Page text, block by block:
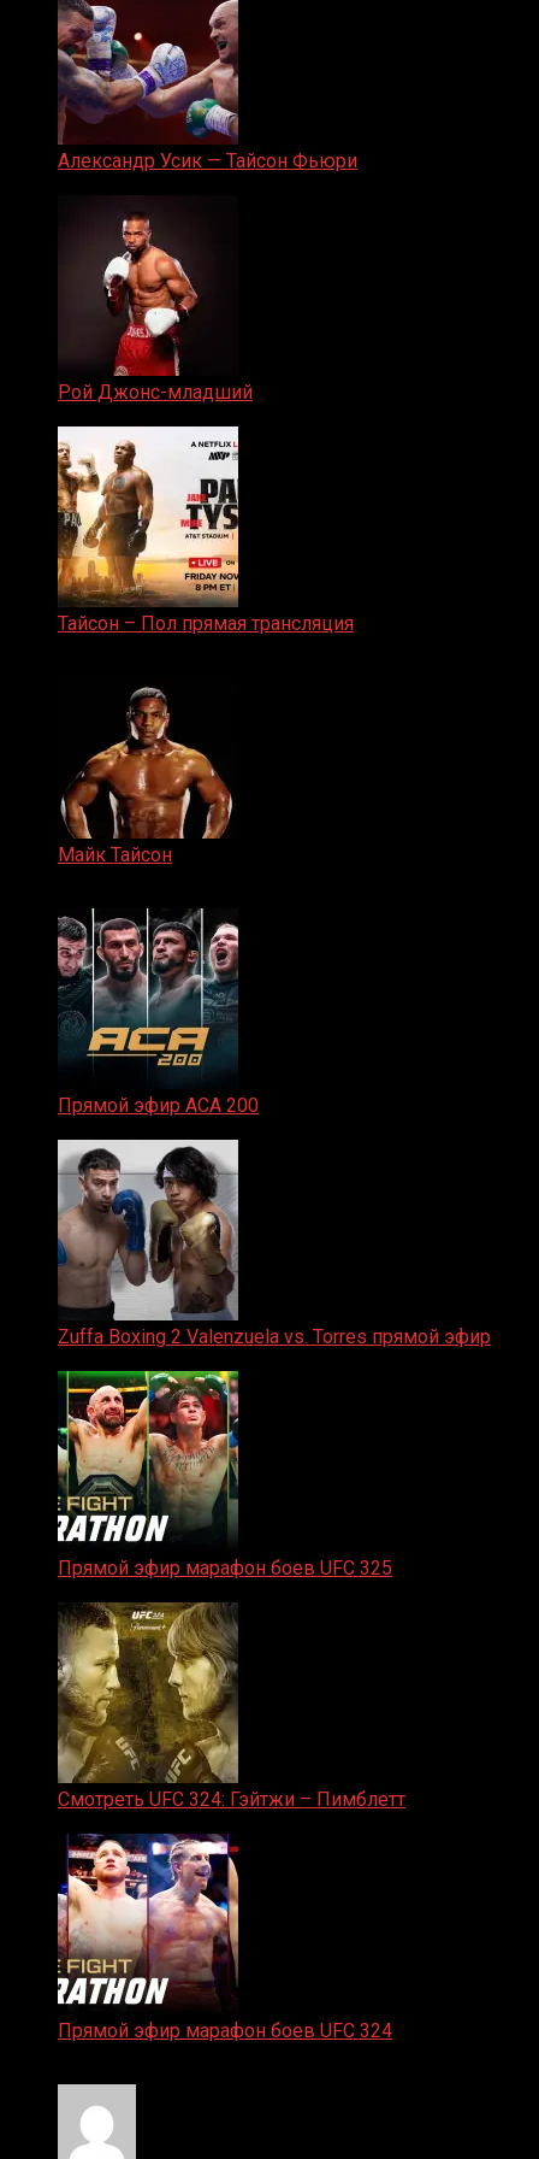
Александр Усик — Тайсон Фьюри
Рой Джонс-младший
Тайсон – Пол прямая трансляция
Майк Тайсон
Прямой эфир ACA 200
Zuffa Boxing 2 Valenzuela vs. Torres прямой эфир
Прямой эфир марафон боев UFC 325
Смотреть UFC 324: Гэйтжи – Пимблетт
Прямой эфир марафон боев UFC 324